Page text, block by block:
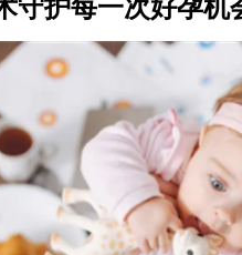
守护每一次好孕机